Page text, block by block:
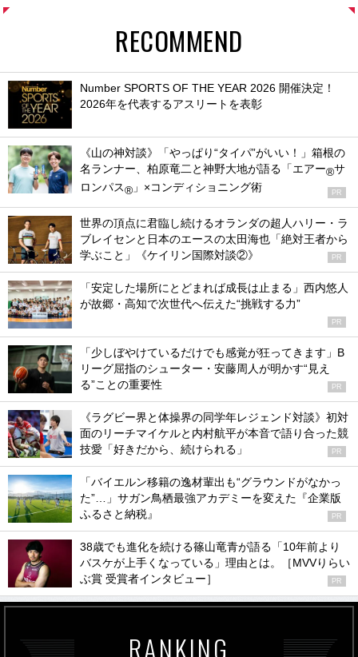
RECOMMEND
Number SPORTS OF THE YEAR 2026 開催決定！
2026年を代表するアスリートを表彰
《山の神対談》「やっぱり“タイパ”がいい！」箱根の
名ランナー、柏原竜二と神野大地が語る「エアー®サ
ロンパス® 」×コンディショニング術 PR
世界の頂点に君臨し続けるオランダの超人ハリー・ラ
ブレイセンと日本のエースの太田海也「絶対王者から
学ぶこと」《ケイリン国際対談②》
PR
「安定した場所にとどまれば成長は止まる」西内悠人
が故郷・高知で次世代へ伝えた“挑戦する力”
PR
「少しぼやけているだけでも感覚が狂ってきます」B
リーグ屈指のシューター・安藤周人が明かす“見え
る”ことの重要性
PR
《ラグビー界と体操界の同学年レジェンド対談》初対
面のリーチマイケルと内村航平が本音で語り合った競
技愛「好きだから、続けられる」
PR
「バイエルン移籍の逸材輩出も“グラウンドがなかっ
た”…」サガン鳥栖最強アカデミーを変えた『企業版
ふるさと納税』
PR
38歳でも進化を続ける篠山竜青が語る「10年前より
バスケが上手くなっている」理由とは。［MVVりらい
ぶ賞 受賞者インタビュー］
PR
RANKING